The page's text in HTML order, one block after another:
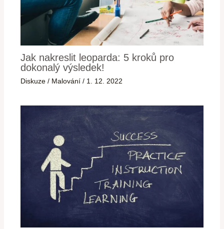
Jak nakreslit leoparda: 5 kroků pro
dokonalý výsledek!
Diskuze / Malování / 1. 12. 2022